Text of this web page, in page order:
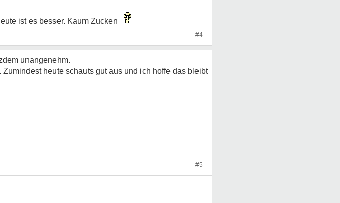
ist es besser. Kaum Zucken
#4
unangenehm.
heute schauts gut aus und ich hoffe das bleibt
#5